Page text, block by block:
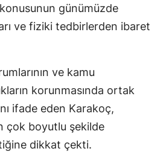
günümüzde
ve fiziki tedbirlerden ibaret
ve kamu
korunmasında ortak
ifade eden Karakoç,
çok boyutlu şekilde
dikkat çekti.